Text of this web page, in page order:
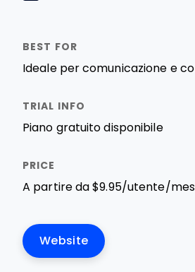
Ideale per comunicazione e
Piano gratuito disponibile
A partire da $9.95/utente/
Website